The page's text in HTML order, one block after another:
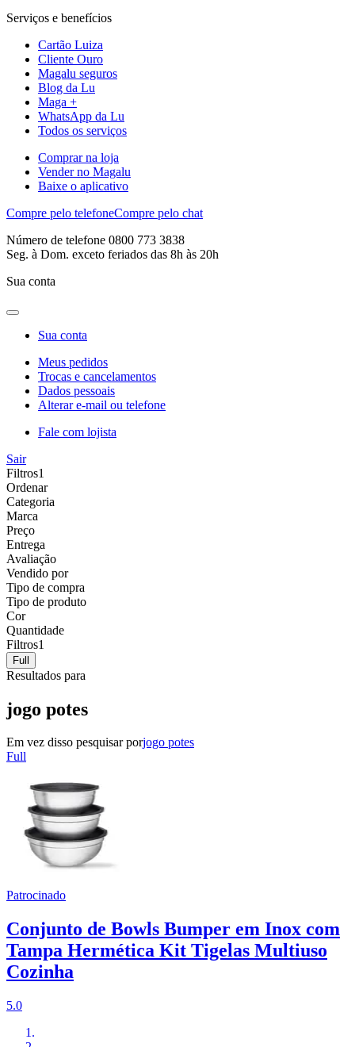
Serviços e benefícios
Cartão Luiza
Cliente Ouro
Magalu seguros
Blog da Lu
Maga +
WhatsApp da Lu
Todos os serviços
Comprar na loja
Vender no Magalu
Baixe o aplicativo
Compre pelo telefoneCompre pelo chat
Número de telefone 0800 773 3838
Seg. à Dom. exceto feriados das 8h às 20h
Sua conta
Sua conta
Meus pedidos
Trocas e cancelamentos
Dados pessoais
Alterar e-mail ou telefone
Fale com lojista
Sair
Filtros1
Ordenar
Categoria
Marca
Preço
Entrega
Avaliação
Vendido por
Tipo de compra
Tipo de produto
Cor
Quantidade
Filtros1
Full
Resultados para
jogo potes
Em vez disso pesquisar porjogo potes
Full
Patrocinado
Conjunto de Bowls Bumper em Inox com
Tampa Hermética Kit Tigelas Multiuso
Cozinha
5.0